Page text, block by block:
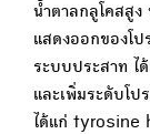
น้ำตาลกลูโคสสู
แสดงออกของโป
ระบบประสาท
และเพิ่มระดับโป
ได้แก่ tyrosine